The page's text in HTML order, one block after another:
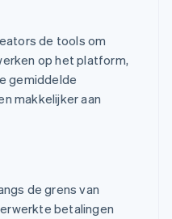
de tools om
op het platform,
gemiddelde
makkelijker aan
de grens van
betalingen